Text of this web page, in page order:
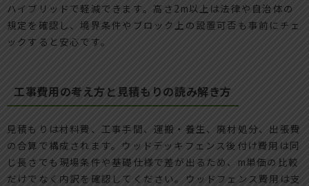
ハイブリッドで軽減できます。高さ2m以上は法律や自治体の
規定を確認し、境界条件やブロック上の設置可否も事前にチェ
ックすると安心です。
工事費用の考え方と見積もりの読み解き方
見積もりは材料費、工事手間、運搬・養生、廃材処分、出張費
の合算で構成されます。ウッドデッキフェンス後付け費用は同
じ長さでも現場条件や基礎仕様で差が出るため、m単価の比較
だけでなく内訳を確認してください。ウッドフェンス費用は支